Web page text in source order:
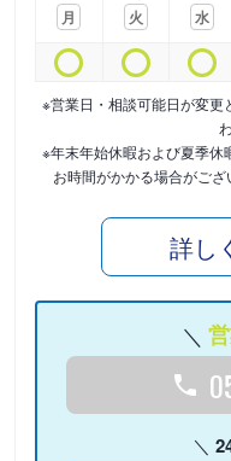
月
火
水
※営業日・相談可能日が変更
※年末年始休暇および夏季休
お時間がかかる場合がござ
詳し